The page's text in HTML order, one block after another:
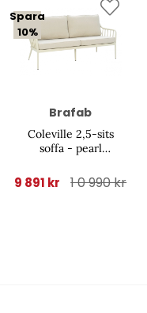
Spara
10%
Brafab
Coleville 2,5-sits
soffa - pearl
9 891 kr 1 0 990 kr